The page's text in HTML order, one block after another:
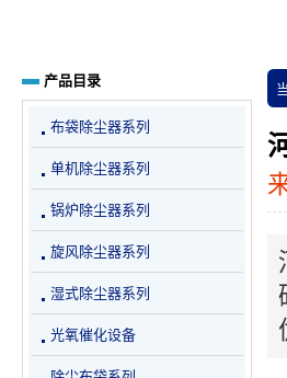
产品目录
布袋除尘器系列
单机除尘器系列
锅炉除尘器系列
旋风除尘器系列
湿式除尘器系列
光氧催化设备